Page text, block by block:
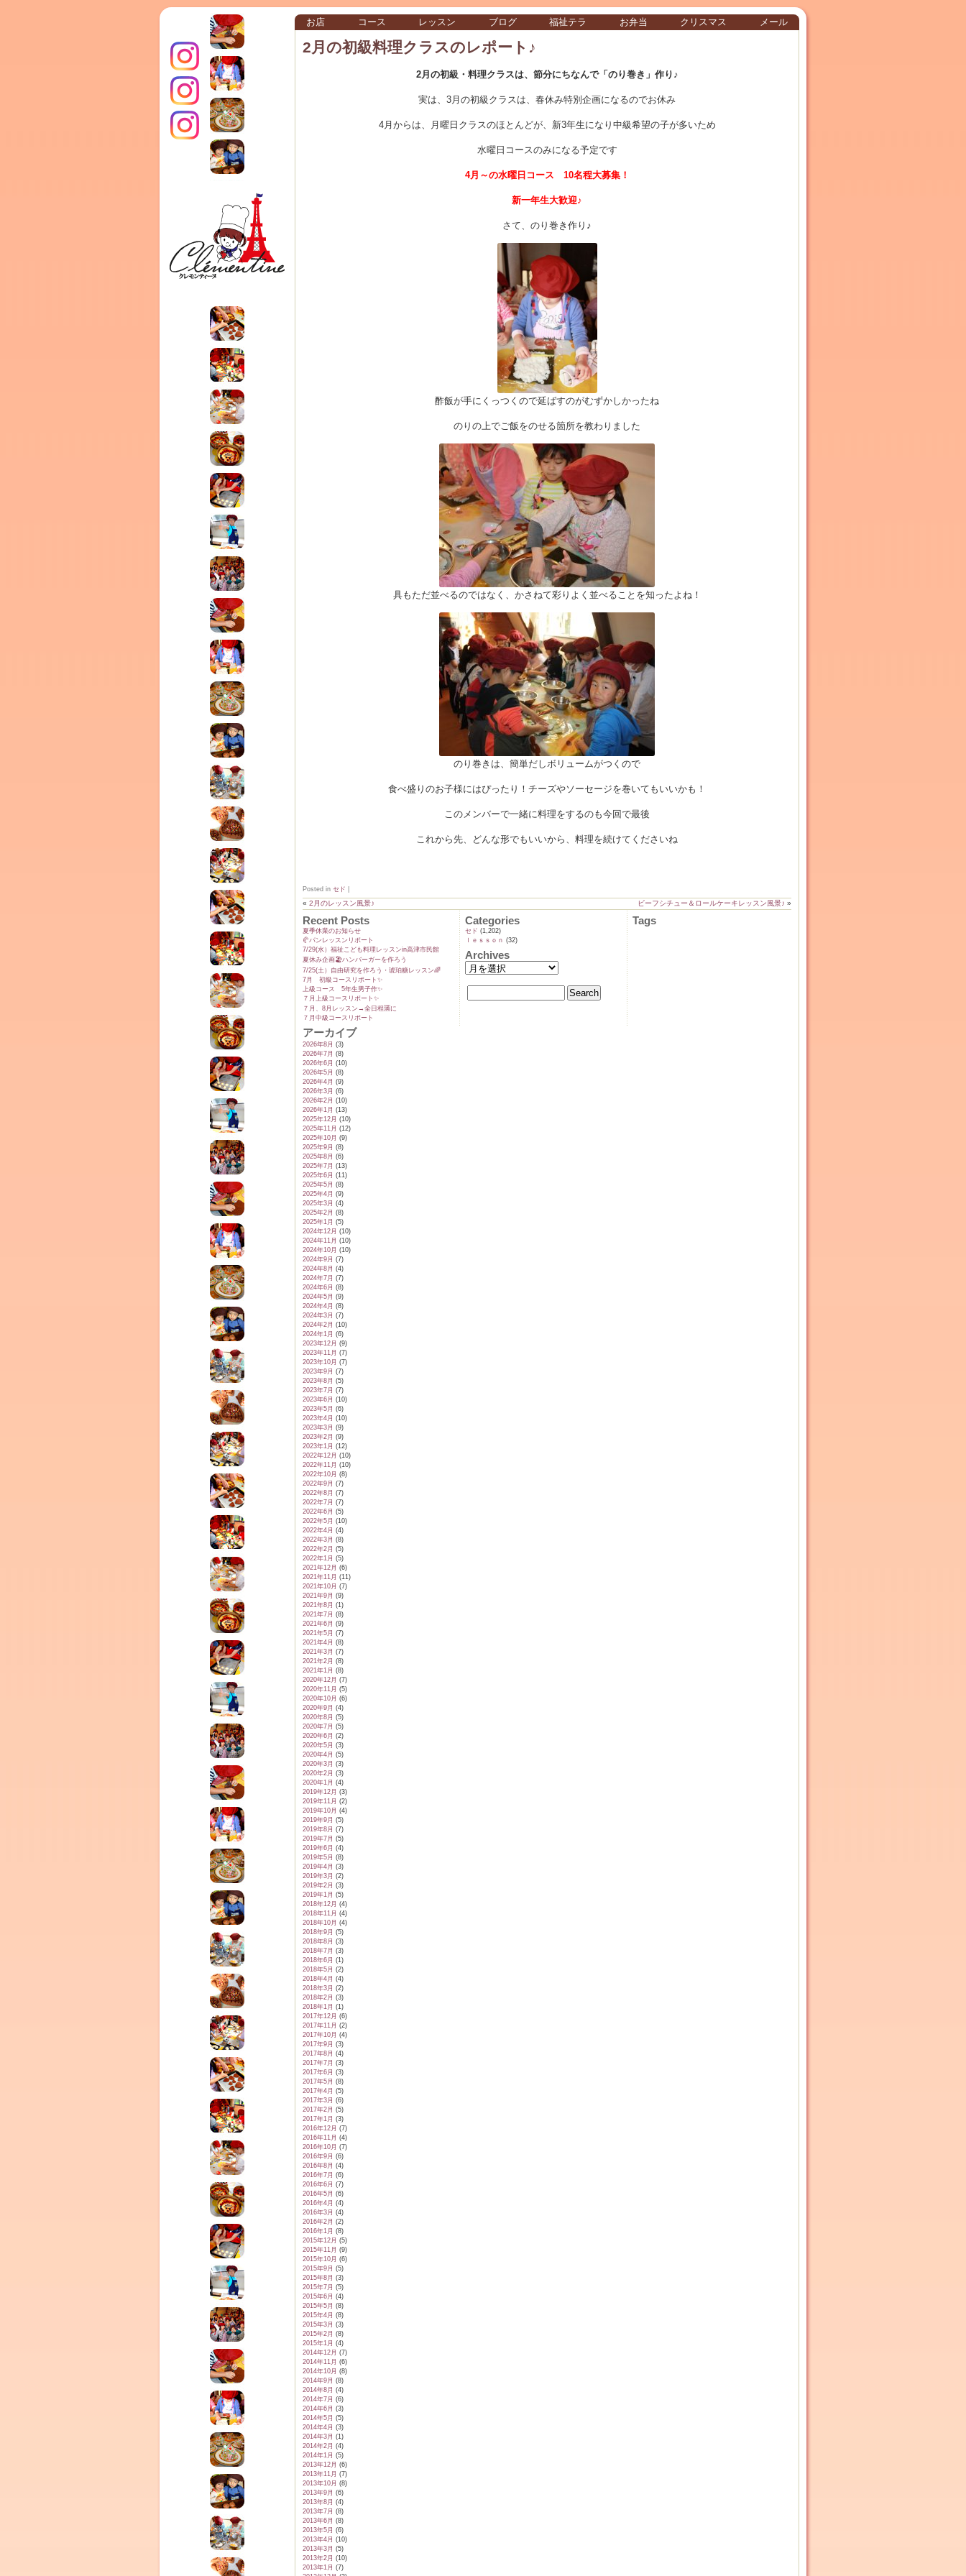
クレモンティーヌ – 新百合ヶ丘の料理教
室・テイクアウト Clémentine (produced
by CEDO)
お店 コース レッスン ブログ 福祉テラ お弁当 クリスマス メール
インス
タグラ
2月の初級料理クラスのレポート♪
2月の初級・料理クラスは、節分にちなんで「のり巻き」作り♪
実は、3月の初級クラスは、春休み特別企画になるのでお休み
4月からは、月曜日クラスのほとんどが、新3年生になり中級希望の子が多いため
水曜日コースのみになる予定です
4月～の水曜日コース 10名程大募集！
新一年生大歓迎♪
さて、のり巻き作り♪
酢飯が手にくっつくので延ばすのがむずかしかったね
のりの上でご飯をのせる箇所を教わりました
具もただ並べるのではなく、かさねて彩りよく並べることを知ったよね！
のり巻きは、簡単だしボリュームがつくので
食べ盛りのお子様にはぴったり！チーズやソーセージを巻いてもいいかも！
このメンバーで一緒に料理をするのも今回で最後
これから先、どんな形でもいいから、料理を続けてくださいね
Posted in セド
« 2月のレッスン風景♪ ビーフシチュー＆ロールケーキレッスン風景♪ »
Recent Posts
夏季休業のお知らせ
🥐パンレッスンリポート
7/29(水）福祉こども料理レッスンin高津市民館
夏休み企画🏖️ハンバーガーを作ろう
7/25(土）自由研究を作ろう・琥珀糖レッスン🌈
7月 初級コースリポート✨️
上級コース 5年生男子作✨️
７月上級コースリポート✨️
７月、8月レッスン→全日程🈵に
７月中級コースリポート
アーカイブ
2026年8月 (3)
2026年7月 (8)
2026年6月 (10)
2026年5月 (8)
2026年4月 (9)
2026年3月 (6)
2026年2月 (10)
2026年1月 (13)
2025年12月 (10)
2025年11月 (12)
2025年10月 (9)
2025年9月 (8)
2025年8月 (6)
2025年7月 (13)
2025年6月 (11)
2025年5月 (8)
2025年4月 (9)
2025年3月 (4)
2025年2月 (8)
2025年1月 (5)
2024年12月 (10)
2024年11月 (10)
2024年10月 (10)
2024年9月 (7)
2024年8月 (4)
2024年7月 (7)
2024年6月 (8)
2024年5月 (9)
2024年4月 (8)
2024年3月 (7)
2024年2月 (10)
2024年1月 (6)
2023年12月 (9)
2023年11月 (7)
2023年10月 (7)
2023年9月 (7)
2023年8月 (5)
2023年7月 (7)
2023年6月 (10)
2023年5月 (6)
2023年4月 (10)
2023年3月 (9)
2023年2月 (9)
2023年1月 (12)
2022年12月 (10)
2022年11月 (10)
2022年10月 (8)
2022年9月 (7)
2022年8月 (7)
2022年7月 (7)
2022年6月 (5)
2022年5月 (10)
2022年4月 (4)
2022年3月 (8)
2022年2月 (5)
2022年1月 (5)
2021年12月 (6)
2021年11月 (11)
2021年10月 (7)
2021年9月 (9)
2021年8月 (1)
2021年7月 (8)
2021年6月 (9)
2021年5月 (7)
2021年4月 (8)
2021年3月 (7)
2021年2月 (8)
2021年1月 (8)
2020年12月 (7)
2020年11月 (5)
2020年10月 (6)
2020年9月 (4)
2020年8月 (5)
2020年7月 (5)
2020年6月 (2)
2020年5月 (3)
2020年4月 (5)
2020年3月 (3)
2020年2月 (3)
2020年1月 (4)
2019年12月 (3)
2019年11月 (2)
2019年10月 (4)
2019年9月 (5)
2019年8月 (7)
2019年7月 (5)
2019年6月 (4)
2019年5月 (8)
2019年4月 (3)
2019年3月 (2)
2019年2月 (3)
2019年1月 (5)
2018年12月 (4)
2018年11月 (4)
2018年10月 (4)
2018年9月 (5)
2018年8月 (3)
2018年7月 (3)
2018年6月 (1)
2018年5月 (2)
2018年4月 (4)
2018年3月 (2)
2018年2月 (3)
2018年1月 (1)
2017年12月 (6)
2017年11月 (2)
2017年10月 (4)
2017年9月 (3)
2017年8月 (4)
2017年7月 (3)
2017年6月 (3)
2017年5月 (8)
2017年4月 (5)
2017年3月 (6)
2017年2月 (5)
2017年1月 (3)
2016年12月 (7)
2016年11月 (4)
2016年10月 (7)
2016年9月 (6)
2016年8月 (4)
2016年7月 (6)
2016年6月 (7)
2016年5月 (6)
2016年4月 (4)
2016年3月 (4)
2016年2月 (2)
2016年1月 (8)
2015年12月 (5)
2015年11月 (9)
2015年10月 (6)
2015年9月 (5)
2015年8月 (3)
2015年7月 (5)
2015年6月 (4)
2015年5月 (8)
2015年4月 (8)
2015年3月 (3)
2015年2月 (8)
2015年1月 (4)
2014年12月 (7)
2014年11月 (6)
2014年10月 (8)
2014年9月 (8)
2014年8月 (4)
2014年7月 (6)
2014年6月 (3)
2014年5月 (5)
2014年4月 (3)
2014年3月 (1)
2014年2月 (4)
2014年1月 (5)
2013年12月 (6)
2013年11月 (7)
2013年10月 (8)
2013年9月 (6)
2013年8月 (4)
2013年7月 (8)
2013年6月 (8)
2013年5月 (6)
2013年4月 (10)
2013年3月 (5)
2013年2月 (10)
2013年1月 (7)
Categories
セド (1,202)
ｌｅｓｓｏｎ (32)
Archives
Tags